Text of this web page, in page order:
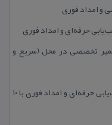
و امداد فوری
حرفه‌ای و امداد فوری
تخصصی در محل (سریع و
تعمیرگاه تخصصی كوییك در مشهد | عیب‌یابی حرفه‌ای و امداد فوری با ۱۰